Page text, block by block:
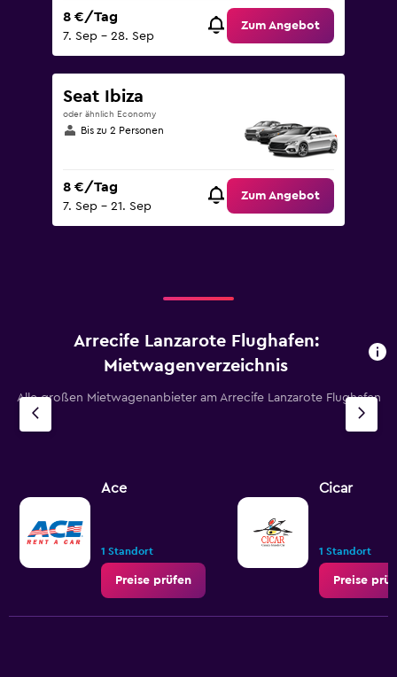
8 €/Tag
7. Sep – 28. Sep
Zum Angebot
Seat Ibiza
oder ähnlich Economy
Bis zu 2 Personen
8 €/Tag
7. Sep – 21. Sep
Zum Angebot
Arrecife Lanzarote Flughafen:
Mietwagenverzeichnis
Alle großen Mietwagenanbieter am Arrecife Lanzarote Flughafen
Ace
1 Standort
Preise prüfen
Cicar
1 Standort
Preise